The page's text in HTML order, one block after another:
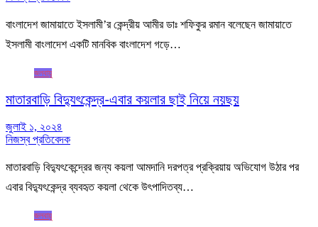
বাংলাদেশ জামায়াতে ইসলামী’র কেন্দ্রীয় আমীর ডাঃ শফিকুর রমান বলেছেন জামায়াতে
ইসলামী বাংলাদেশ একটি মানবিক বাংলাদেশ গড়ে…
জলবায়ু
মাতারবাড়ি বিদ্যুৎকেন্দ্র-এবার কয়লার ছাই নিয়ে নয়ছয়
জুলাই ১, ২০২৪
নিজস্ব প্রতিবেদক
মাতারবাড়ি বিদ্যুৎকেন্দ্রের জন্য কয়লা আমদানি দরপত্র প্রক্রিয়ায় অভিযোগ উঠার পর
এবার বিদ্যুৎকেন্দ্র ব্যবহৃত কয়লা থেকে উৎপাদিতব্য…
জলবায়ু